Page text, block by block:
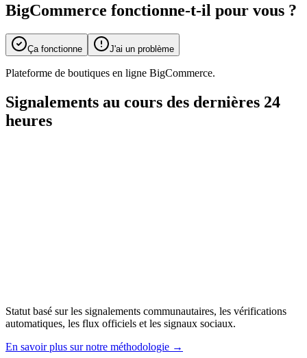
BigCommerce fonctionne-t-il pour vous ?
Ça fonctionne J'ai un problème
Plateforme de boutiques en ligne BigCommerce.
Signalements au cours des dernières 24
heures
Statut basé sur les signalements communautaires, les vérifications
automatiques, les flux officiels et les signaux sociaux.
En savoir plus sur notre méthodologie →